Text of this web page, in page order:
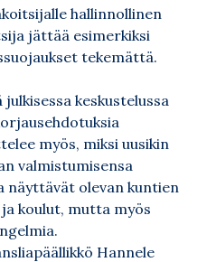
hallinnollinen
jättää esimerkiksi
tekemättä.
keskustelussa
myös, miksi uusikin
valmistumisensa
näyttävät olevan kuntien
koulut, mutta myös
Hannele